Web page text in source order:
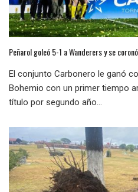
Peñarol goleó 5-1 a Wanderers y se
El conjunto Carbonero le ganó
Bohemio con un primer tiempo
título por segundo año...